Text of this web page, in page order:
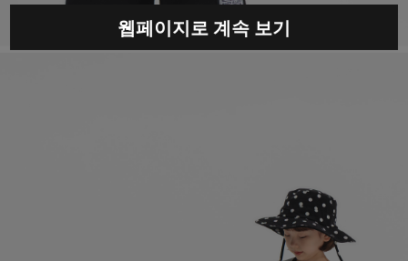
웹페이지로 계속 보기